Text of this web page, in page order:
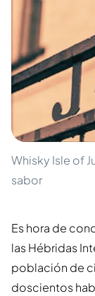
Whisky Isle of
sabor
Es hora de
las Hébridas
población de
doscientos